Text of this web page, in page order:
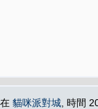
貓咪派對城 , 時間